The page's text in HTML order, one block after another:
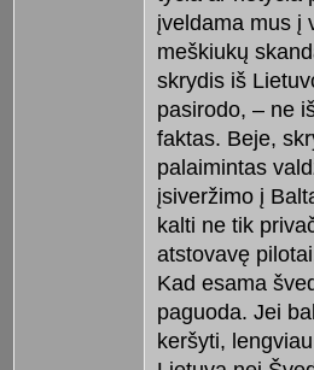
įveldama mus į
meškiukų
skrydis iš
pasirodo, – ne
faktas. Beje,
palaimintas
įsiveržimo į
kalti ne tik
atstovavę
Kad esama
paguoda. Jei
keršyti,